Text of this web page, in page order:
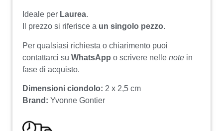
Ideale per Laurea.
Il prezzo si riferisce a un singolo pezzo.
Per qualsiasi richiesta o chiarimento puoi
contattarci su WhatsApp o scrivere nelle note in
fase di acquisto.
Dimensioni ciondolo: 2 x 2,5 cm
Brand: Yvonne Gontier